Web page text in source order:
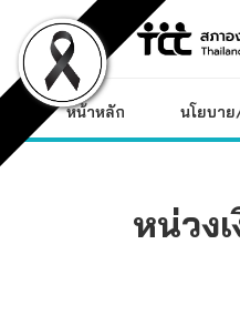
content
หน้าหลัก นโยบา
หน่วง